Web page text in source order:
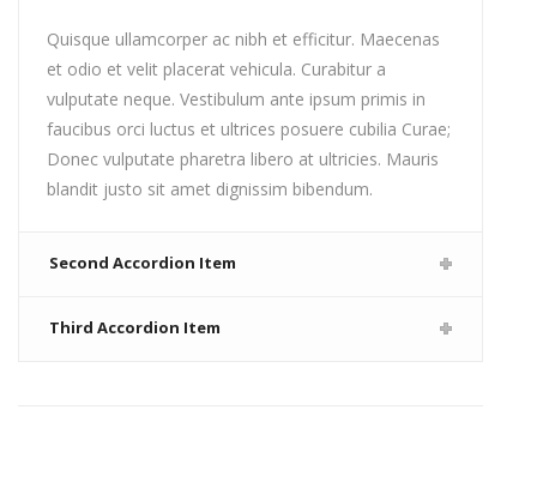
Quisque ullamcorper ac nibh et efficitur. Maecenas
et odio et velit placerat vehicula. Curabitur a
vulputate neque. Vestibulum ante ipsum primis in
faucibus orci luctus et ultrices posuere cubilia Curae;
Donec vulputate pharetra libero at ultricies. Mauris
blandit justo sit amet dignissim bibendum.
Second Accordion Item
Third Accordion Item